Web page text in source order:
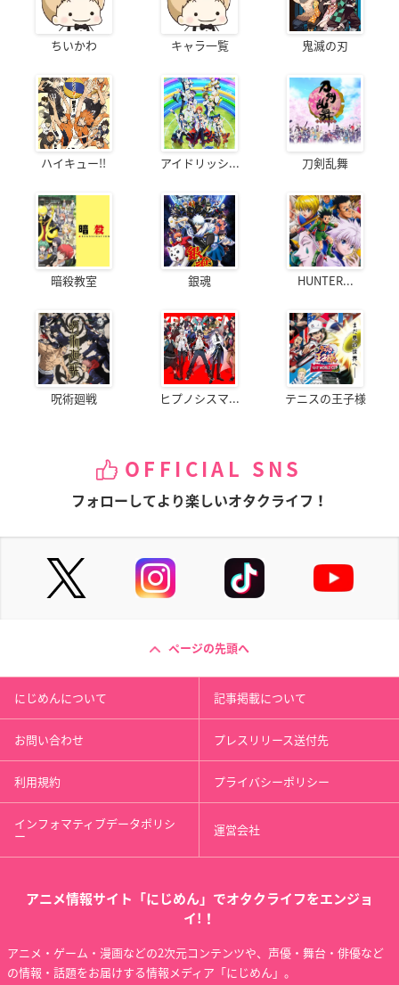
ちいかわ キャラ一覧 鬼滅の刃
ハイキュー!! アイドリッシ... 刀剣乱舞
暗殺教室 銀魂 HUNTER...
呪術廻戦 ヒプノシスマ... テニスの王子様
OFFICIAL SNS
フォローしてより楽しいオタクライフ！
ページの先頭へ
にじめんについて 記事掲載について
お問い合わせ プレスリリース送付先
利用規約 プライバシーポリシー
インフォマティブデータポリシ
ー 運営会社
アニメ情報サイト「にじめん」でオタクライフをエンジョ
イ!！
アニメ・ゲーム・漫画などの2次元コンテンツや、声優・舞台・俳優など
の情報・話題をお届けする情報メディア「にじめん」。